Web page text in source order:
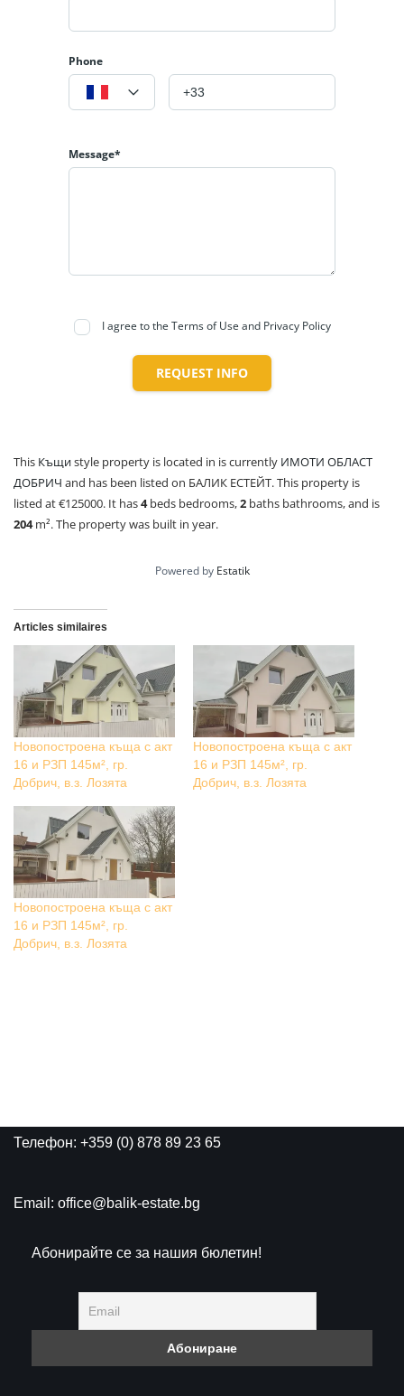
Phone
Message*
I agree to the Terms of Use and Privacy Policy
REQUEST INFO
This Къщиstyle property is located in is currently ИМОТИ ОБЛАСТ
ДОБРИЧ and has been listed on БАЛИК ЕСТЕЙТ. This property is
listed at €125000. It has4 beds bedrooms,2 baths bathrooms, and is
204 m². The property was built in year.
Powered by Estatik
Articles similaires
Новопостроена къща с акт
16 и РЗП 145м², гр.
Добрич, в.з. Лозята
Новопостроена къща с акт
16 и РЗП 145м², гр.
Добрич, в.з. Лозята
Новопостроена къща с акт
16 и РЗП 145м², гр.
Добрич, в.з. Лозята
Телефон: +359 (0) 878 89 23 65
Email: office@balik-estate.bg
Абонирайте се за нашия бюлетин!